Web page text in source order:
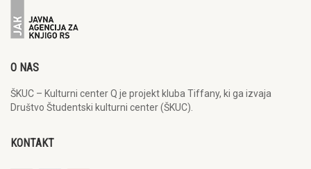
O NAS
ŠKUC – Kulturni center Q je projekt kluba Tiffany, ki ga izvaja
Društvo Študentski kulturni center (ŠKUC).
KONTAKT